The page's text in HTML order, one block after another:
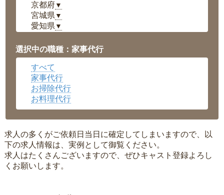
京都府▼
宮城県 ▼
愛知県 ▼
岡山県▼
広島県▼
沖縄県
選択中の職種：家事代行
すべて
家事代行
お掃除代行
お料理代行
求人の多くがご依頼日当日に確定してしまいますので、以
下の求人情報は、実例として御覧ください。
求人はたくさんございますので、ぜひキャスト登録よろし
くお願いします。